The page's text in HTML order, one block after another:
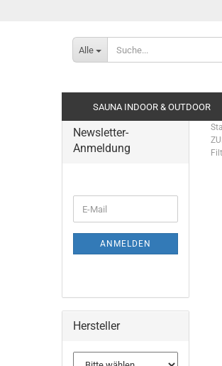
Alle
SAUNA INDOOR & OUTDOOR
Newsletter-
Anmeldung
ZUR
ANMELDUNG
E-
Mail
ANMELDEN
Hersteller